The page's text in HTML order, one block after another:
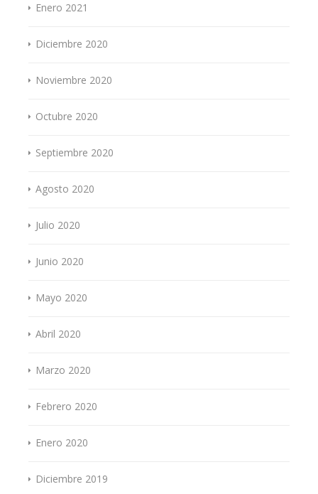
Enero 2021
Diciembre 2020
Noviembre 2020
Octubre 2020
Septiembre 2020
Agosto 2020
Julio 2020
Junio 2020
Mayo 2020
Abril 2020
Marzo 2020
Febrero 2020
Enero 2020
Diciembre 2019